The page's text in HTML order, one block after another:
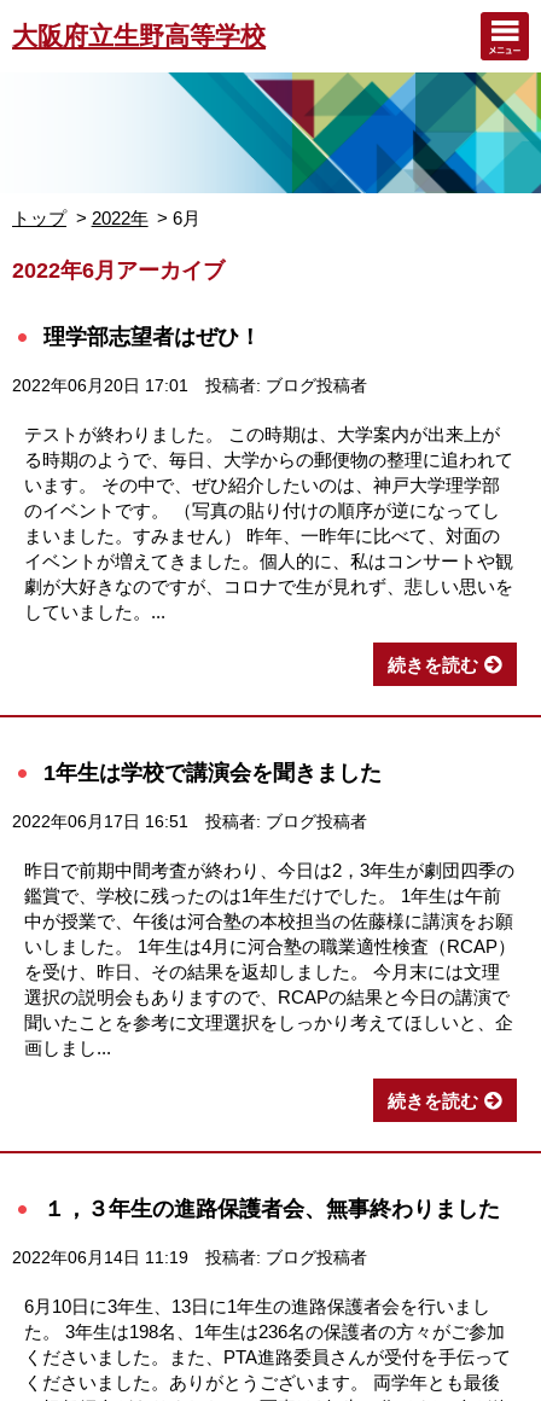
大阪府立生野高等学校
トップ 2022年 6月
2022年6月アーカイブ
理学部志望者はぜひ！
2022年06月20日 17:01 投稿者: ブログ投稿者
テストが終わりました。 この時期は、大学案内が出来上が
る時期のようで、毎日、大学からの郵便物の整理に追われて
います。 その中で、ぜひ紹介したいのは、神戸大学理学部
のイベントです。 （写真の貼り付けの順序が逆になってし
まいました。すみません） 昨年、一昨年に比べて、対面の
イベントが増えてきました。個人的に、私はコンサートや観
劇が大好きなのですが、コロナで生が見れず、悲しい思いを
していました。...
続きを読む
1年生は学校で講演会を聞きました
2022年06月17日 16:51 投稿者: ブログ投稿者
昨日で前期中間考査が終わり、今日は2，3年生が劇団四季の
鑑賞で、学校に残ったのは1年生だけでした。 1年生は午前
中が授業で、午後は河合塾の本校担当の佐藤様に講演をお願
いしました。 1年生は4月に河合塾の職業適性検査（RCAP）
を受け、昨日、その結果を返却しました。 今月末には文理
選択の説明会もありますので、RCAPの結果と今日の講演で
聞いたことを参考に文理選択をしっかり考えてほしいと、企
画しまし...
続きを読む
１，３年生の進路保護者会、無事終わりました
2022年06月14日 11:19 投稿者: ブログ投稿者
6月10日に3年生、13日に1年生の進路保護者会を行いまし
た。 3年生は198名、1年生は236名の保護者の方々がご参加
くださいました。また、PTA進路委員さんが受付を手伝って
くださいました。ありがとうございます。 両学年とも最後